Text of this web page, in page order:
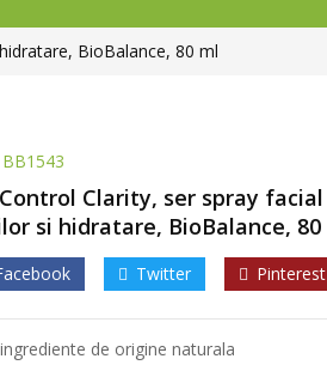
BioBalance, 80 ml
BB1543
Clarity, ser spray
si hidratare, BioBalance, 80
Twitter Pinterest
de origine naturala